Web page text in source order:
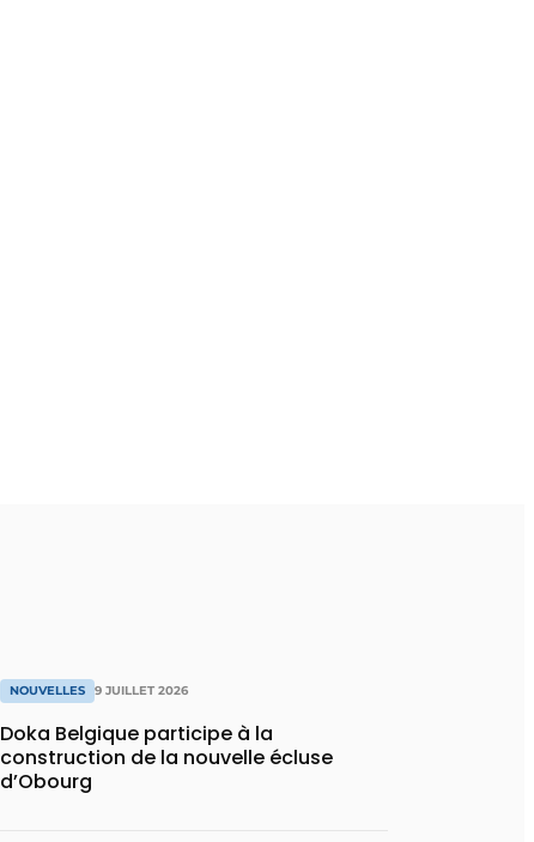
NOUVELLES 9 JUILLET 2026
Doka Belgique participe à la
construction de la nouvelle écluse
d’Obourg